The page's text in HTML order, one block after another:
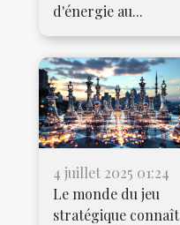
d'énergie au...
4 juillet 2025 01:24
Le monde du jeu
stratégique connaît